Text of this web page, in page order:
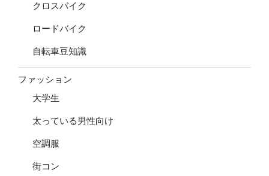
クロスバイク
ロードバイク
自転車豆知識
ファッション
大学生
太っている男性向け
空調服
街コン